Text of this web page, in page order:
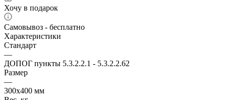
Хочу в подарок
Самовывоз - бесплатно
Характеристики
Стандарт
—
ДОПОГ пункты 5.3.2.2.1 - 5.3.2.2.62
Размер
—
300х400 мм